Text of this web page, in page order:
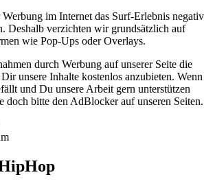
im Internet das Surf-Erlebnis negativ
Deshalb verzichten wir grundsätzlich auf
wie Pop-Ups oder Overlays.
durch Werbung auf unserer Seite die
unsere Inhalte kostenlos anzubieten. Wenn
und Du unsere Arbeit gern unterstützen
doch bitte den AdBlocker auf unseren Seiten.